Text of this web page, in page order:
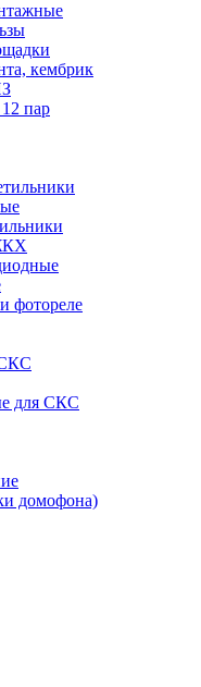
кембрик
пар
фотореле
для СКС
домофона)